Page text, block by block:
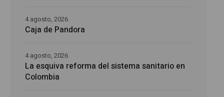
Caja de Pandora
4 agosto, 2026
La esquiva reforma del sistema sanitario en
Colombia
4 agosto, 2026